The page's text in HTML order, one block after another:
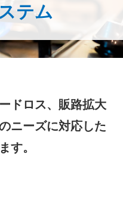
テム
ドロス、販路拡大
ニーズに対応した
す。